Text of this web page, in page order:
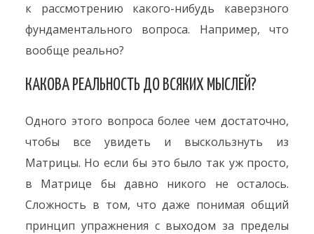
к рассмотрению какого-нибудь каверзного
фундаментального вопроса. Например, что
вообще реально?
КАКОВА РЕАЛЬНОСТЬ ДО ВСЯКИХ МЫСЛЕЙ?
Одного этого вопроса более чем достаточно,
чтобы все увидеть и выскользнуть из
Матрицы. Но если бы это было так уж просто,
в Матрице бы давно никого не осталось.
Сложность в том, что даже понимая общий
принцип упражнения с выходом за пределы